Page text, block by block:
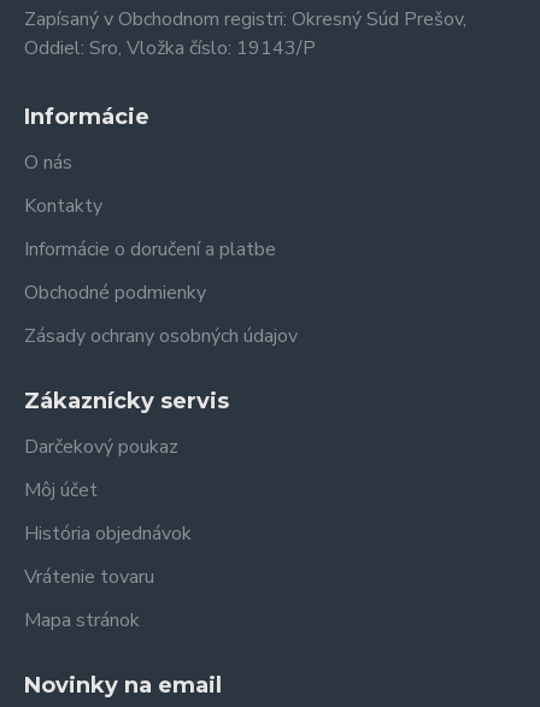
Zapísaný v Obchodnom registri: Okresný Súd Prešov,
Oddiel: Sro, Vložka číslo: 19143/P
Informácie
O nás
Kontakty
Informácie o doručení a platbe
Obchodné podmienky
Zásady ochrany osobných údajov
Zákaznícky servis
Darčekový poukaz
Môj účet
História objednávok
Vrátenie tovaru
Mapa stránok
Novinky na email